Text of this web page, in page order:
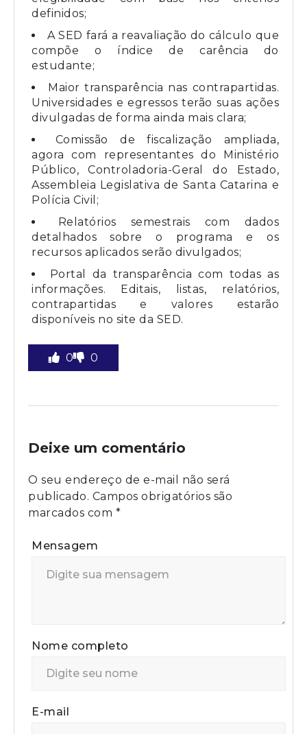
definidos;
A SED fará a reavaliação do cálculo que
compõe o índice de carência do
estudante;
Maior transparência nas contrapartidas.
Universidades e egressos terão suas ações
divulgadas de forma ainda mais clara;
Comissão de fiscalização ampliada,
agora com representantes do Ministério
Público, Controladoria-Geral do Estado,
Assembleia Legislativa de Santa Catarina e
Polícia Civil;
Relatórios semestrais com dados
detalhados sobre o programa e os
recursos aplicados serão divulgados;
Portal da transparência com todas as
informações. Editais, listas, relatórios,
contrapartidas e valores estarão
disponíveis no site da SED.
0 0
Deixe um comentário
O seu endereço de e-mail não será
publicado. Campos obrigatórios são
marcados com *
Mensagem
Nome completo
E-mail